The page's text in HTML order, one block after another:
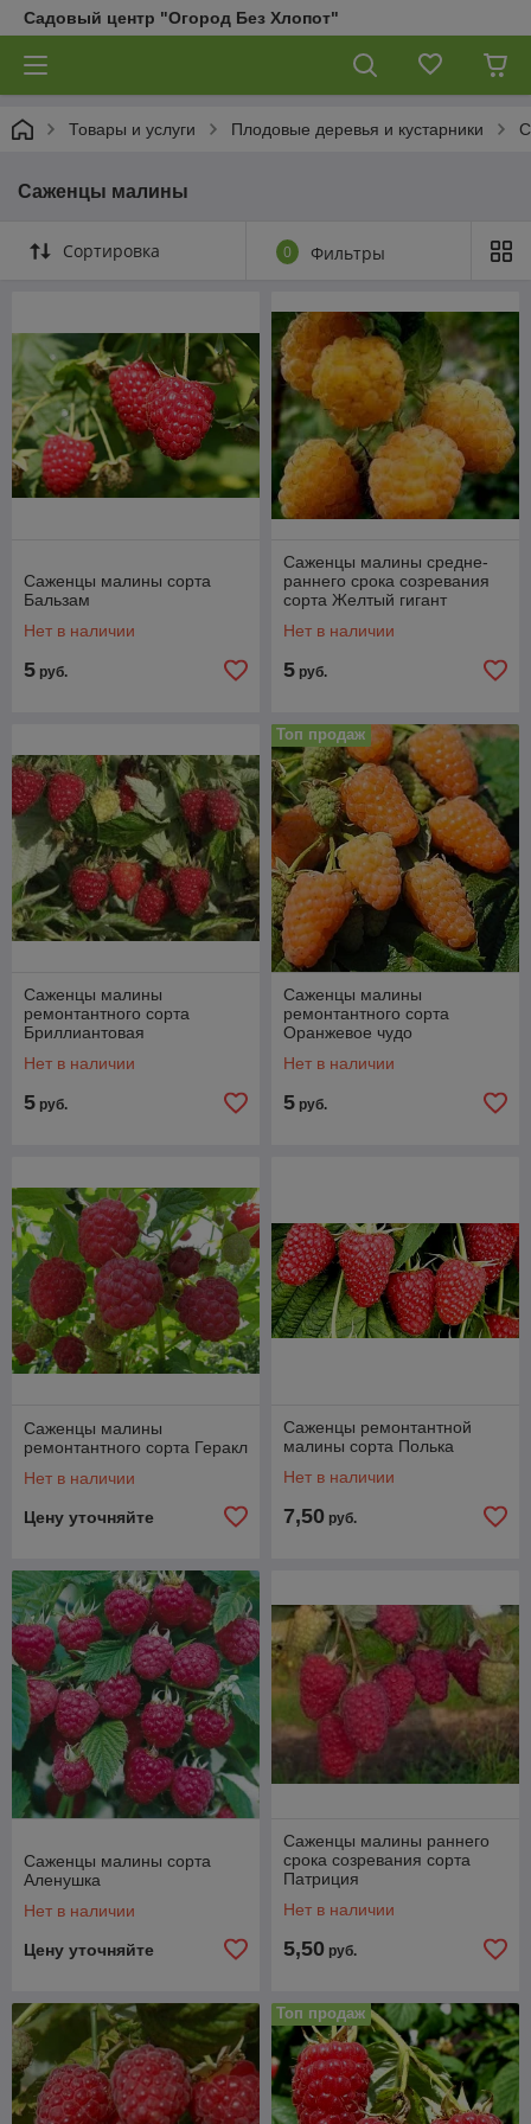
Садовый центр "Огород Без Хлопот"
Товары и услуги Плодовые деревья и кустарники
Саженцы малины
Сортировка 0 Фильтры
Саженцы малины сорта
Бальзам
Нет в наличии
5 руб.
Саженцы малины средне-
раннего срока созревания
сорта Желтый гигант
Нет в наличии
5 руб.
Саженцы малины
ремонтантного сорта
Бриллиантовая
Нет в наличии
5 руб.
Топ продаж
Саженцы малины
ремонтантного сорта
Оранжевое чудо
Нет в наличии
5 руб.
Саженцы малины
ремонтантного сорта Геракл
Нет в наличии
Цену уточняйте
Саженцы ремонтантной
малины сорта Полька
Нет в наличии
7,50 руб.
Саженцы малины сорта
Аленушка
Нет в наличии
Цену уточняйте
Саженцы малины раннего
срока созревания сорта
Патриция
Нет в наличии
5,50 руб.
Топ продаж